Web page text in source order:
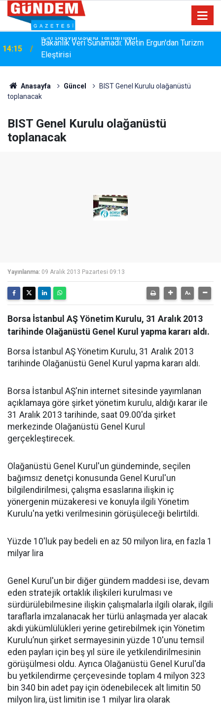
14:15
Bakanlık Veri Sunamadı: Metin Ergun'dan Turizm
Eleştirisi
Anasayfa Güncel
BIST Genel Kurulu olağanüstü
toplanacak
BIST Genel Kurulu olağanüstü
toplanacak
Yayınlanma: 09 Aralık 2013 Pazartesi 09:13
Borsa İstanbul AŞ Yönetim Kurulu, 31 Aralık 2013
tarihinde Olağanüstü Genel Kurul yapma kararı aldı.
Borsa İstanbul AŞ Yönetim Kurulu, 31 Aralık 2013
tarihinde Olağanüstü Genel Kurul yapma kararı aldı.
Borsa İstanbul AŞ'nin internet sitesinde yayımlanan
açıklamaya göre şirket yönetim kurulu, aldığı karar ile
31 Aralık 2013 tarihinde, saat 09.00'da şirket
merkezinde Olağanüstü Genel Kurul
gerçekleştirecek.
Olağanüstü Genel Kurul'un gündeminde, seçilen
bağımsız denetçi konusunda Genel Kurul'un
bilgilendirilmesi, çalışma esaslarına ilişkin iç
yönergenin müzakeresi ve konuyla ilgili Yönetim
Kurulu'na yetki verilmesinin görüşüleceği belirtildi.
Yüzde 10'luk pay bedeli en az 50 milyon lira, en fazla 1
milyar lira
Genel Kurul'un bir diğer gündem maddesi ise, devam
eden stratejik ortaklık ilişkileri kurulması ve
sürdürülebilmesine ilişkin çalışmalarla ilgili olarak, ilgili
taraflarla imzalanacak her türlü anlaşmada yer alacak
akdi yükümlülükleri yerine getirebilmek için Yönetim
Kurulu’nun şirket sermayesinin yüzde 10'unu temsil
eden payları için beş yıl süre ile yetkilendirilmesinin
görüşülmesi oldu. Ayrıca Olağanüstü Genel Kurul'da
bu yetkilendirme çerçevesinde toplam 4 milyon 323
bin 340 bin adet pay için ödenebilecek alt limitin 50
milyon lira, üst limitin ise 1 milyar lira olarak